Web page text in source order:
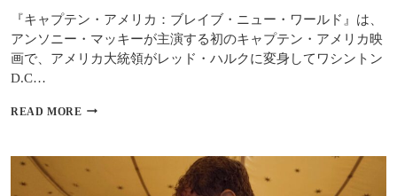
『キャプテン・アメリカ：ブレイブ・ニュー・ワールド』は、
アンソニー・マッキーが主演する初のキャプテン・アメリカ映
画で、アメリカ大統領がレッド・ハルクに変身してワシントン
D.C…
READ MORE キ
テ
ン・